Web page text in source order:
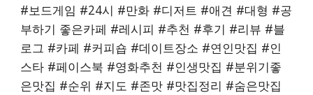
#보드게임 #24시 #만화 #디저트 #애견 #대형 #공
부하기 좋은카페 #레시피 #추천 #후기 #리뷰 #블
로그 #카페 #커피숍 #데이트장소 #연인맛집 #인
스타 #페이스북 #영화추천 #인생맛집 #분위기좋
은맛집 #순위 #지도 #존맛 #맛집정리 #숨은맛집